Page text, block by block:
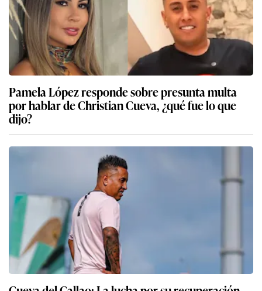
Pamela López responde sobre presunta multa
por hablar de Christian Cueva, ¿qué fue lo que
dijo?